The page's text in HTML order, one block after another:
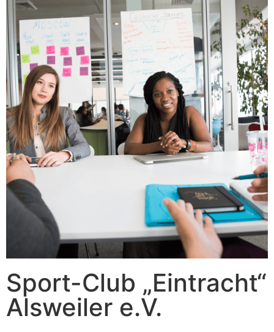
Sport-Club „Eintracht“
Alsweiler e.V.